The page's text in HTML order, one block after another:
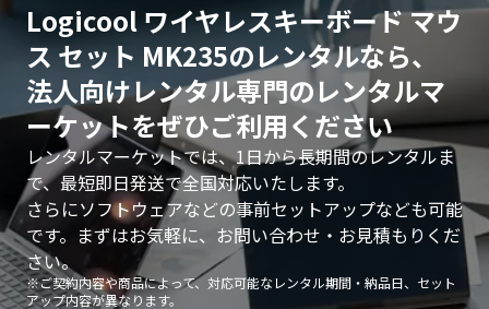
Logicool ワイヤレスキーボード マウ
ス セット MK235のレンタルなら、
法人向けレンタル専門のレンタルマ
ーケットをぜひご利用ください
レンタルマーケットでは、1日から長期間のレンタルま
で、最短即日発送で全国対応いたします。
さらにソフトウェアなどの事前セットアップなども可能
です。まずはお気軽に、お問い合わせ・お見積もりくだ
さい。
※ご契約内容や商品によって、対応可能なレンタル期間・納品日、セット
アップ内容が異なります。